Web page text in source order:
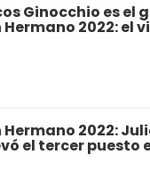
Ginocchio es el
Hermano 2022: el
Hermano 2022:
el tercer puesto